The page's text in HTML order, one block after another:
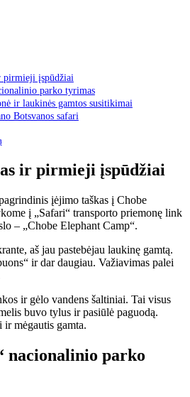
pirmieji įspūdžiai
parko tyrimas
ir laukinės gamtos susitikimai
Botsvanos safari
ir pirmieji įspūdžiai
įėjimo taškas į Chobe
į „Safari“ transporto priemonę link
– „Chobe Elephant Camp“.
aš jau pastebėjau laukinę gamtą.
ir dar daugiau. Važiavimas palei
ir gėlo vandens šaltiniai. Tai visus
buvo tylus ir pasiūlė paguodą.
ir mėgautis gamta.
nacionalinio parko